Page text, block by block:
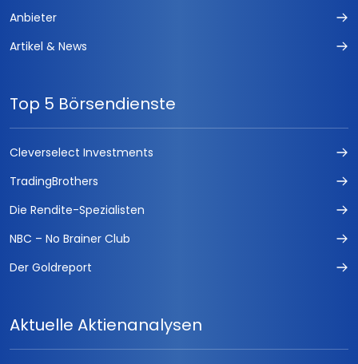
Anbieter
Artikel & News
Top 5 Börsendienste
Cleverselect Investments
TradingBrothers
Die Rendite-Spezialisten
NBC – No Brainer Club
Der Goldreport
Aktuelle Aktienanalysen